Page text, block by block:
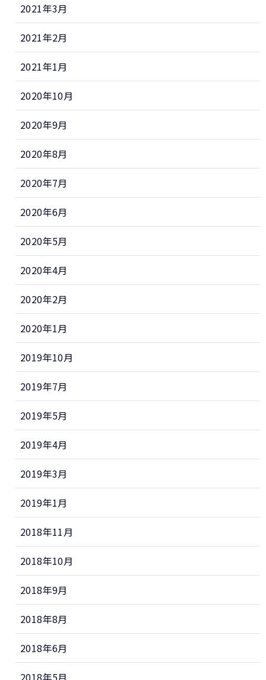
2021年3月
2021年2月
2021年1月
2020年10月
2020年9月
2020年8月
2020年7月
2020年6月
2020年5月
2020年4月
2020年2月
2020年1月
2019年10月
2019年7月
2019年5月
2019年4月
2019年3月
2019年1月
2018年11月
2018年10月
2018年9月
2018年8月
2018年6月
2018年5月